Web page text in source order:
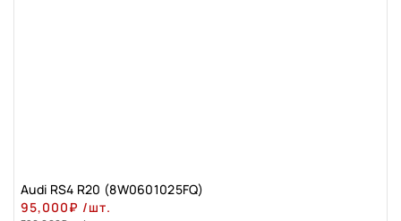
Audi RS4 R20 (8W0601025FQ)
95,000₽ /шт.